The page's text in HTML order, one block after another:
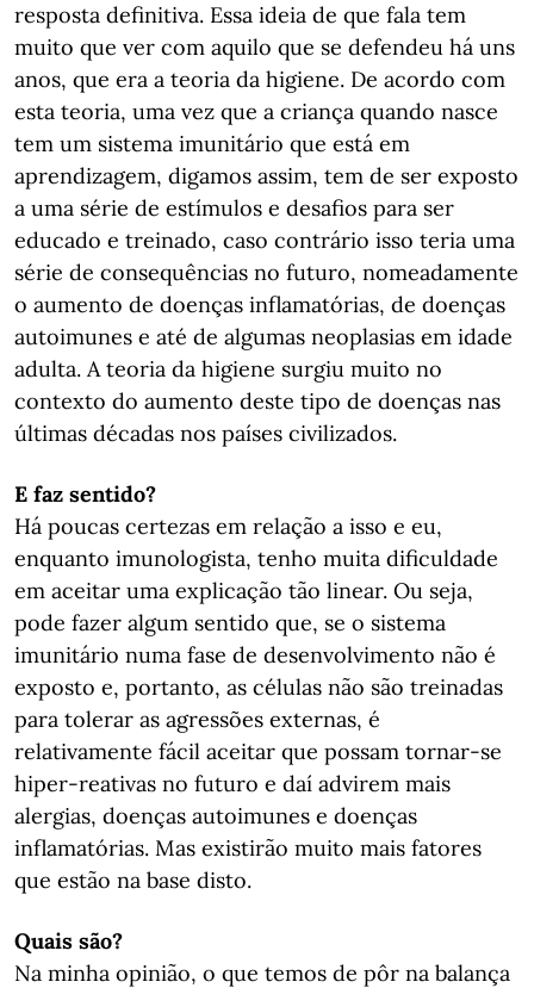
resposta definitiva. Essa ideia de que fala tem
muito que ver com aquilo que se defendeu há uns
anos, que era a teoria da higiene. De acordo com
esta teoria, uma vez que a criança quando nasce
tem um sistema imunitário que está em
aprendizagem, digamos assim, tem de ser exposto
a uma série de estímulos e desafios para ser
educado e treinado, caso contrário isso teria uma
série de consequências no futuro, nomeadamente
o aumento de doenças inflamatórias, de doenças
autoimunes e até de algumas neoplasias em idade
adulta. A teoria da higiene surgiu muito no
contexto do aumento deste tipo de doenças nas
últimas décadas nos países civilizados.
E faz sentido?
Há poucas certezas em relação a isso e eu,
enquanto imunologista, tenho muita dificuldade
em aceitar uma explicação tão linear. Ou seja,
pode fazer algum sentido que, se o sistema
imunitário numa fase de desenvolvimento não é
exposto e, portanto, as células não são treinadas
para tolerar as agressões externas, é
relativamente fácil aceitar que possam tornar-se
hiper-reativas no futuro e daí advirem mais
alergias, doenças autoimunes e doenças
inflamatórias. Mas existirão muito mais fatores
que estão na base disto.
Quais são?
Na minha opinião, o que temos de pôr na balança